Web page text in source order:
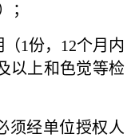
；
1份，12个月内
以上和色觉等检
须经单位授权人